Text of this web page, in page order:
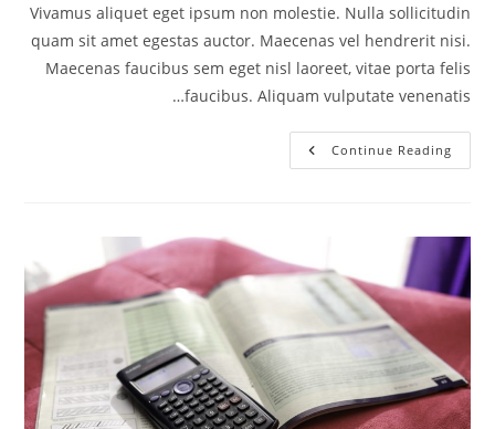
Vivamus aliquet eget ipsum non molestie. Nulla sollicitudin
quam sit amet egestas auctor. Maecenas vel hendrerit nisi.
Maecenas faucibus sem eget nisl laoreet, vitae porta felis
faucibus. Aliquam vulputate venenatis…
Continue Reading
Habitant
Morbi